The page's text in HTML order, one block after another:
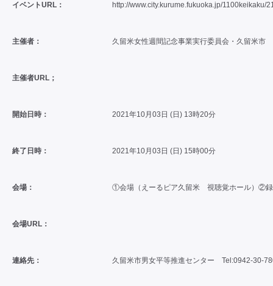
イベントURL： http://www.city.kurume.fukuoka.jp/
主催者： 久留米女性週間記念事業実行委員会・久留米市
主催者URL；
開始日時： 2021年10月03日 (日) 13時20分
終了日時： 2021年10月03日 (日) 15時00分
会場： ①会場（えーるピア久留米 視聴覚ホール）②録
会場URL：
連絡先： 久留米市男女平等推進センター Tel:0942-30-